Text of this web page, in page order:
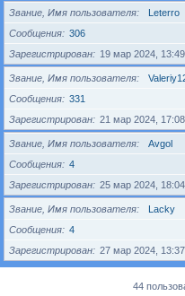
Звание, Имя пользователя
Leterro
Сообщения
306
Зарегистрирован
19 мар 2024, 13:49
Звание, Имя пользователя
Сообщения
331
Зарегистрирован
21 мар 2024, 17:08
Звание, Имя пользователя
Avgol
Сообщения
4
Зарегистрирован
25 мар 2024, 18:04
Звание, Имя пользователя
Lacky
Сообщения
4
Зарегистрирован
27 мар 2024, 13:37
44